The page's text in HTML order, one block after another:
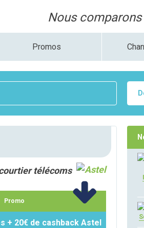
Nous
Promos
télécoms
Promo
+ 20€ de cashback Astel